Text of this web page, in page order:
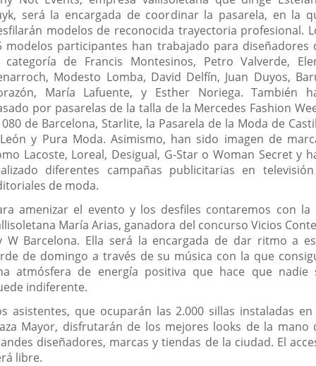
será la encargada de coordinar la pasarela, en la
modelos de reconocida trayectoria profesional.
modelos participantes han trabajado para diseñadores
categoría de Francis Montesinos, Petro Valverde,
Modesto Lomba, David Delfín, Juan Duyos,
María Lafuente, y Esther Noriega. También
por pasarelas de la talla de la Mercedes Fashion
de Barcelona, Starlite, la Pasarela de la Moda de
y Pura Moda. Asimismo, han sido imagen de
Lacoste, Loreal, Desigual, G-Star o Woman Secret y
diferentes campañas publicitarias en
de moda.
amenizar el evento y los desfiles contaremos con la
María Arias, ganadora del concurso Vicios
W Barcelona. Ella será la encargada de dar ritmo a
de domingo a través de su música con la que
atmósfera de energía positiva que hace que nadie
indiferente.
asistentes, que ocuparán las 2.000 sillas instaladas
Mayor, disfrutarán de los mejores looks de la mano
diseñadores, marcas y tiendas de la ciudad. El
libre.